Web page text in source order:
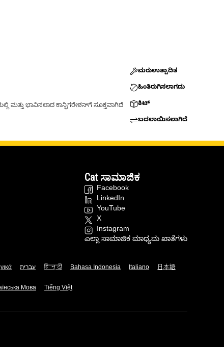
ಮತ್ತು ಭಾವಿಸಲಾದ ಕಾನ್ಫಿಗರೇಶನ್‌ಗೆ ಸೂಕ್ತವಾಗಿದೆ
ಮರುಉತ್ಪಾದಿತ
ಹಿಂತಿರುಗಿಸಲಾಗದು
ಕಿಟ್
ಬದಲಾಯಿಸಲಾಗಿದೆ
Cat ಸಾಮಾಜಿಕ
Facebook
LinkedIn
YouTube
X
Instagram
ಎಲ್ಲಾ ಸಾಮಾಜಿಕ ಮಾಧ್ಯಮ ಖಾತೆಗಳು
עברית हिन्दी Bahasa Indonesia Italiano 日本語
Мова Tiếng Việt